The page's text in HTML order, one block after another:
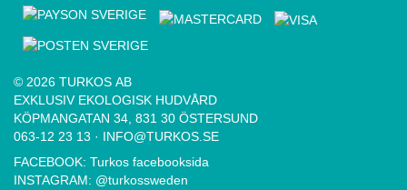
© 2026 TURKOS AB
EXKLUSIV EKOLOGISK HUDVÅRD
KÖPMANGATAN 34, 831 30 ÖSTERSUND
063-12 23 13 · INFO@TURKOS.SE
FACEBOOK: Turkos facebooksida
INSTAGRAM: @turkossweden